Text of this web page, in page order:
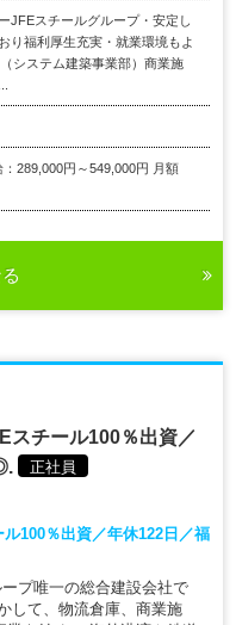
JFEスチールグループ・安定し
り福利厚生充実・就業環境もよ
システム建築事業部）商業施
289,000円～549,000円 月額
スチール100％出資／
正社員
100％出資／年休122日／福
プ唯一の総合建設会社で
して、物流倉庫、商業施